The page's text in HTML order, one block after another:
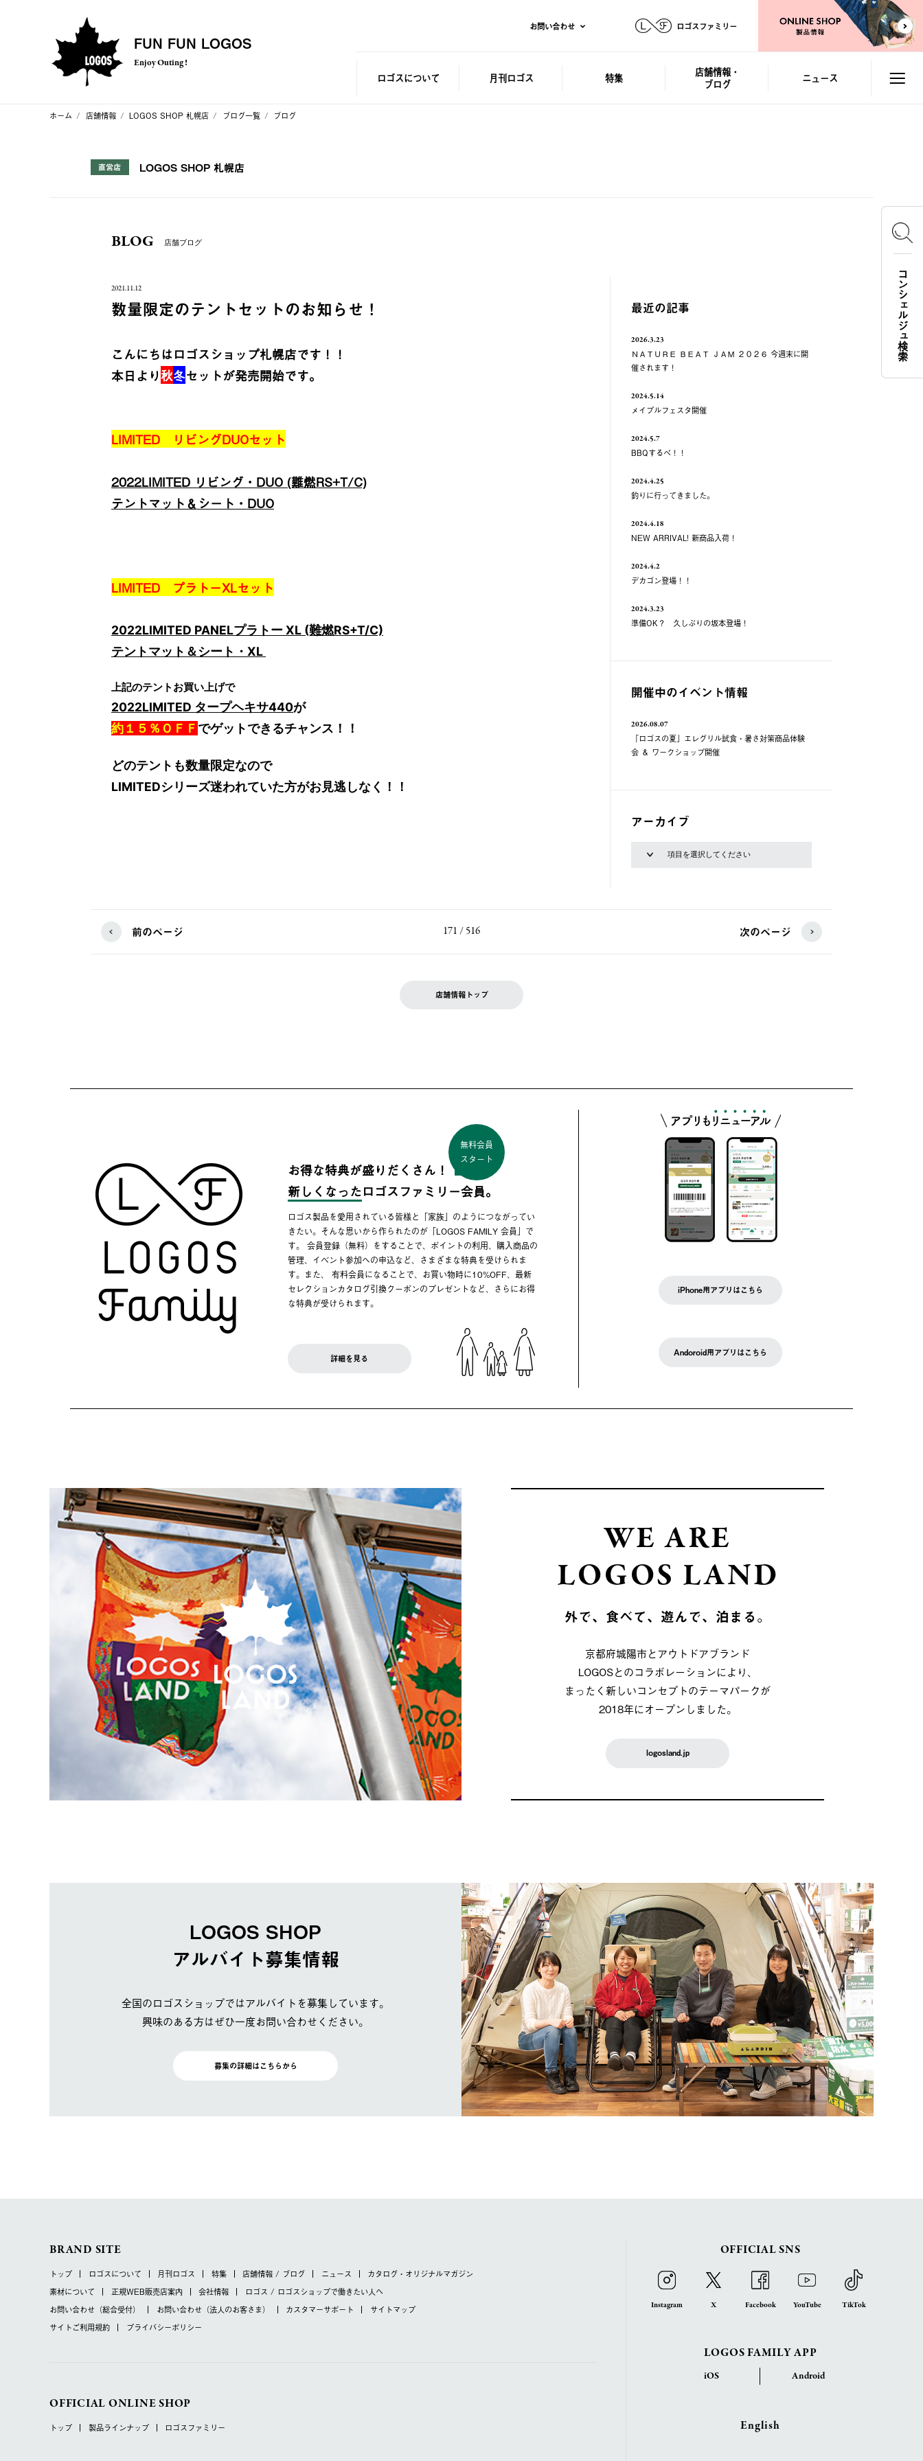
FUN FUN LOGOS
Enjoy Outing !
お問い合わせ ロゴスファミリー
ロゴスについて 月刊ロゴス 特集
店舗情報・
ブログ
ニュース
ホーム 店舗情報 LOGOS SHOP 札幌店 ブログ一覧 ブログ
直営店 LOGOS SHOP 札幌店
BLOG 店舗ブログ
2021.11.12
数量限定のテントセットのお知らせ！
こんにちはロゴスショップ札幌店です！！
本日より秋冬セットが発売開始です。
LIMITED リビングDUOセット
2022LIMITED リビング・DUO (難燃RS+T/C)
テントマット＆シート・DUO
LIMITED プラトーXLセット
2022LIMITED PANELプラトー XL (難燃RS+T/C)
テントマット＆シート・XL
上記のテントお買い上げで
2022LIMITED タープヘキサ440が
約１５％ＯＦＦ でゲットできるチャンス！！
どのテントも数量限定なので
LIMITEDシリーズ迷われていた方がお見逃しなく！！
最近の記事
2026.3.23
ＮＡＴＵＲＥ ＢＥＡＴ ＪＡＭ ２０２６ 今週末に開
催されます！
2024.5.14
メイプルフェスタ開催
2024.5.7
BBQするべ！！
2024.4.25
釣りに行ってきました。
2024.4.18
NEW ARRIVAL! 新商品入荷！
2024.4.2
デカゴン登場！！
2024.3.23
準備OK？ 久しぶりの坂本登場！
開催中のイベント情報
2026.08.07
「ロゴスの夏」エレグリル試食・暑さ対策商品体験
会 ＆ ワークショップ開催
アーカイブ
前のページ 171 / 516 次のページ
店舗情報トップ
お得な特典が盛りだくさん！
無料会員
スタート
新しくなったロゴスファミリー会員。
ロゴス製品を愛用されている皆様と「家族」のようにつながってい
きたい。そんな思いから作られたのが「LOGOS FAMILY 会員」で
す。 会員登録（無料）をすることで、ポイントの利用、購入商品の
管理、イベント参加への申込など、さまざまな特典を受けられま
す。また、 有料会員になることで、お買い物時に10%OFF、最新
セレクションカタログ引換クーポンのプレゼントなど、さらにお得
な特典が受けられます。
詳細を見る
iPhone用アプリはこちら
Andoroid用アプリはこちら
WE ARE
LOGOS LAND
外で、食べて、遊んで、泊まる。
京都府城陽市とアウトドアブランド
LOGOSとのコラボレーションにより、
まったく新しいコンセプトのテーマパークが
2018年にオープンしました。
logosland.jp
LOGOS SHOP
アルバイト募集情報
全国のロゴスショップではアルバイトを募集しています。
興味のある方はぜひ一度お問い合わせください。
募集の詳細はこちらから
コンシェルジュ検索
BRAND SITE
トップ ロゴスについて 月刊ロゴス 特集 店舗情報 / ブログ ニュース
カタログ・オリジナルマガジン
素材について
正規WEB販売店案内 会社情報 ロゴス / ロゴスショップで働きたい人へ
お問い合わせ （総合受付） お問い合わせ （法人のお客さま） カスタマーサポート
サイトマップ
サイトご利用規約
プライバシーポリシー
OFFICIAL ONLINE SHOP
トップ 製品ラインナップ ロゴスファミリー
OFFICIAL SNS
Instagram X Facebook YouTube TikTok
LOGOS FAMILY APP
iOS Android
English